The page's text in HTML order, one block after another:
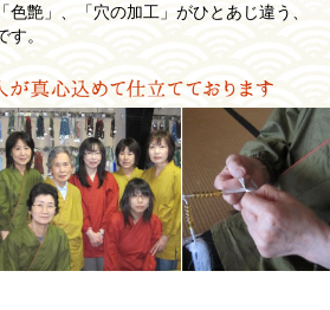
色艶」、「穴の加工」がひとあじ違う、
。